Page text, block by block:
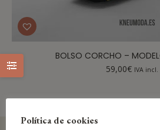
BOLSO CORCHO –
59,00€ IVA incl.
Política de cookies